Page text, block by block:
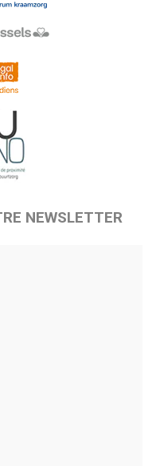
NEWSLETTER